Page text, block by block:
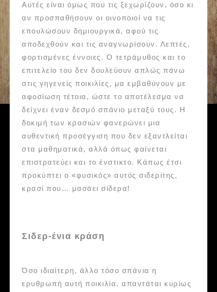
Αυτές είναι όμως που τις ξεχωρίζουν, όσο κι
αν προσπαθήσουν οι οινοποιοί να τις
επουλώσουν δημιουργικά, αφού τις
αποδεχθούν και τις αναγνωρίσουν. Λεπτές,
φορτισμένες έννοιες. Ο τετράμυθος και το
επιτελείο του δεν δουλεύουν απλώς πάνω
στις γηγενείς ποικιλίες, μα εμβαθύνουν με
αφοσίωση τέτοια, ώστε το αποτέλεσμα να
δείχνει έναν δεσμό σπάνιο μεταξύ τους. Η
δοκιμή των κρασιών φανερώνει μια
αυθεντική προσέγγιση που δεν εξαντλείται
στα μαθηματικά, αλλά όπως φαίνεται
επιστρατεύει και το ένστικτο. Κάπως έτσι
προκύπτει ο «φυσικός» αυτός σιδερίτης,
κρασί που… μασάει σίδερα!
Σιδερ-ένια κράση
Όσο ιδιαίτερη, άλλο τόσο σπάνια η
ερυθρωπή αυτή ποικιλία, απαντάται κυρίως